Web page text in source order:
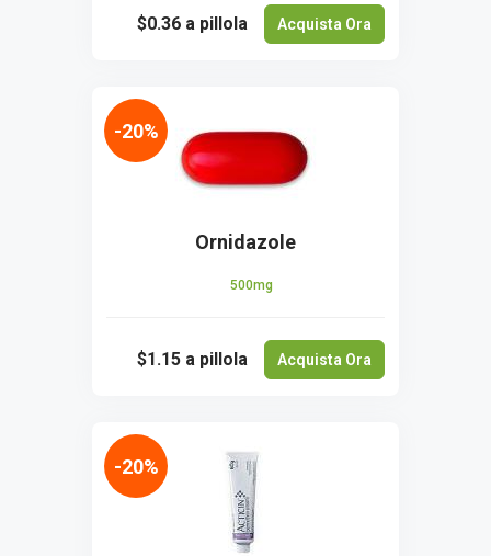
$0.36 a pillola Acquista Ora
Ornidazole
500mg
$1.15 a pillola Acquista Ora
-20%
-20%